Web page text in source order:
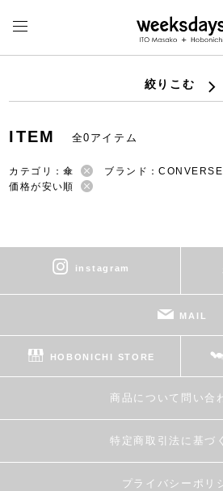
絞りこむ
ITEM 全0アイテム
カテゴリ：傘 ブランド：CONVERSE
価格が安い順
instagram
MAIL
HOBONICHI STORE
商品について問い合
特定商取引法に基づ
プライバシーポリ